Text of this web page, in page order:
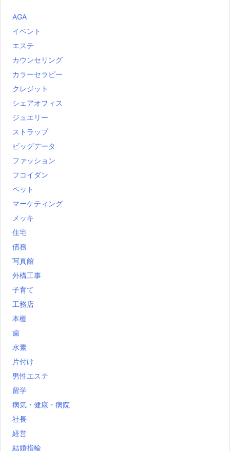
AGA
イベント
エステ
カウンセリング
カラーセラピー
クレジット
シェアオフィス
ジュエリー
ストラップ
ビッグデータ
ファッション
フコイダン
ペット
マーケティング
メッキ
住宅
債務
写真館
外構工事
子育て
工務店
本棚
歯
水素
片付け
男性エステ
留学
病気・健康・病院
社長
経営
結婚指輪